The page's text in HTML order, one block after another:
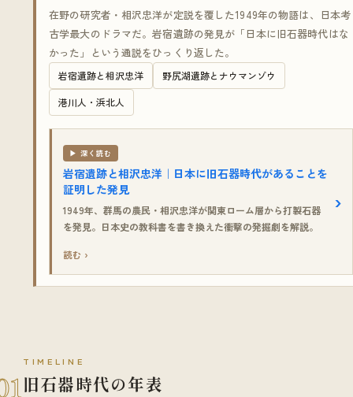
在野の研究者・相沢忠洋が定説を覆した1949年の物語は、日本考
古学最大のドラマだ。岩宿遺跡の発見が「日本に旧石器時代はな
かった」という通説をひっくり返した。
岩宿遺跡と相沢忠洋
野尻湖遺跡とナウマンゾウ
港川人・浜北人
▶ 深く読む
岩宿遺跡と相沢忠洋｜日本に旧石器時代があることを
証明した発見
1949年、群馬の農民・相沢忠洋が関東ローム層から打製石器
を発見。日本史の教科書を書き換えた衝撃の発掘劇を解説。
読む ›
TIMELINE
旧石器時代の年表